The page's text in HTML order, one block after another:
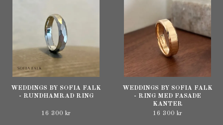
WEDDINGS BY SOFIA FALK
- RUNDHAMRAD RING
16 300 kr
WEDDINGS BY SOFIA FALK
- RING MED FASADE
KANTER
16 300 kr